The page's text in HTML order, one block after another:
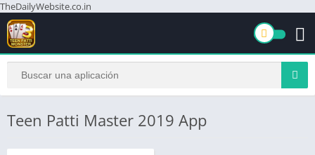
TheDailyWebsite.co.in
Teen Patti Master 2019 App